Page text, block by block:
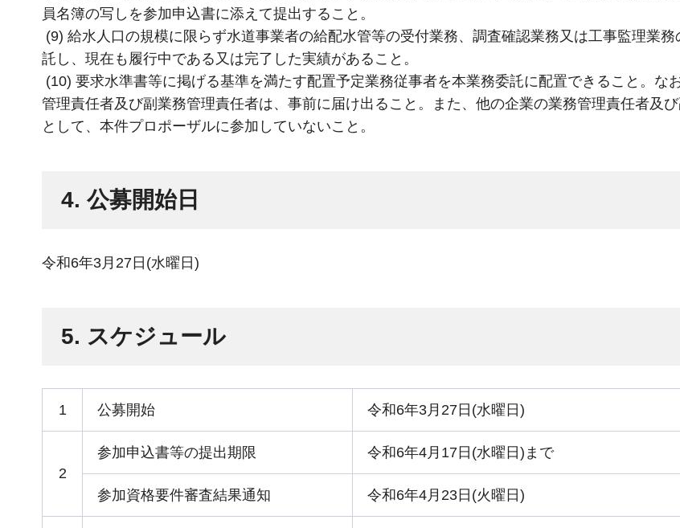
員名簿の写しを参加申込書に添えて提出すること。
(9) 給水人口の規模に限らず水道事業者の給配水管等の受付業務、調査確認業務又は工事監理業
託し、現在も履行中である又は完了した実績があること。
(10) 要求水準書等に掲げる基準を満たす配置予定業務従事者を本業務委託に配置できること。な
管理責任者及び副業務管理責任者は、事前に届け出ること。また、他の企業の業務管理責任者及
として、本件プロポーザルに参加していないこと。
4. 公募開始日
令和6年3月27日(水曜日)
5. スケジュール
1 公募開始 令和6年3月27日(水曜日)
2
参加申込書等の提出期限 令和6年4月17日(水曜日)まで
参加資格要件審査結果通知 令和6年4月23日(火曜日)